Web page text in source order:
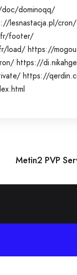
dominoqq/
lesnastacja.pl/cron/
footer/
load/ https://
https://
https://
Metin2 PVP